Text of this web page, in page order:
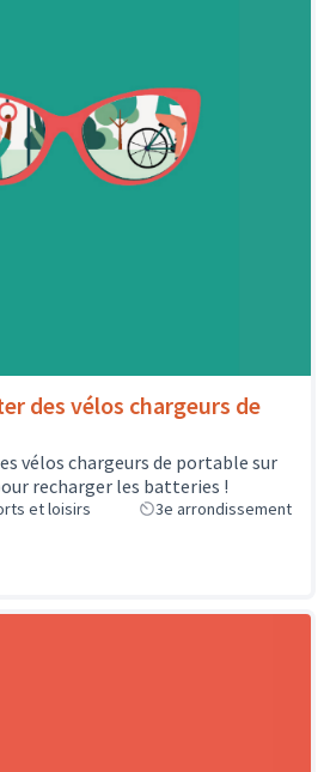
des vélos chargeurs de
vélos chargeurs de portable sur
recharger les batteries !
et loisirs
3e arrondissement